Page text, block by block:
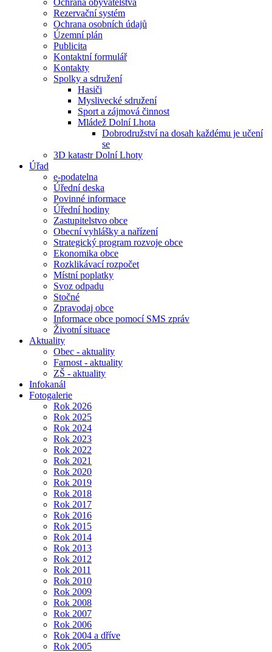
Ochrana obyvatelstva
Rezervační systém
Ochrana osobních údajů
Územní plán
Publicita
Kontaktní formulář
Kontakty
Spolky a sdružení
Hasiči
Myslivecké sdružení
Sport a zájmová činnost
Mládež Dolní Lhota
Dobrodružství na dosah každému je učení
se
3D katastr Dolní Lhoty
Úřad
e-podatelna
Úřední deska
Povinné informace
Úřední hodiny
Zastupitelstvo obce
Obecní vyhlášky a nařízení
Strategický program rozvoje obce
Ekonomika obce
Rozklikávací rozpočet
Místní poplatky
Svoz odpadu
Stočné
Zpravodaj obce
Informace obce pomocí SMS zpráv
Životní situace
Aktuality
Obec - aktuality
Farnost - aktuality
ZŠ - aktuality
Infokanál
Fotogalerie
Rok 2026
Rok 2025
Rok 2024
Rok 2023
Rok 2022
Rok 2021
Rok 2020
Rok 2019
Rok 2018
Rok 2017
Rok 2016
Rok 2015
Rok 2014
Rok 2013
Rok 2012
Rok 2011
Rok 2010
Rok 2009
Rok 2008
Rok 2007
Rok 2006
Rok 2004 a dříve
Rok 2005